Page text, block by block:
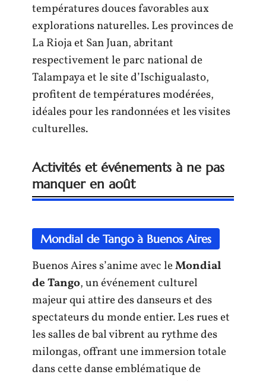
températures douces favorables aux
explorations naturelles. Les provinces de
La Rioja et San Juan, abritant
respectivement le parc national de
Talampaya et le site d’Ischigualasto,
profitent de températures modérées,
idéales pour les randonnées et les visites
culturelles.
Activités et événements à ne pas
manquer en août
Mondial de Tango à Buenos Aires
Buenos Aires s’anime avec leMondial
de Tango, un événement culturel
majeur qui attire des danseurs et des
spectateurs du monde entier. Les rues et
les salles de bal vibrent au rythme des
milongas, offrant une immersion totale
dans cette danse emblématique de